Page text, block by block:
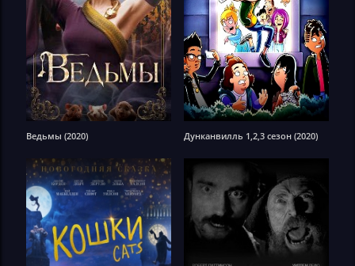
Ведьмы (2020) Дунканвилль 1,2,3 сезон (2020)